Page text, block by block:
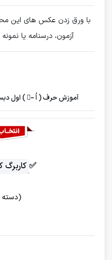
با ورق زدن عکس های این
آزمون، درسنامه یا
آموزش حرف ( اُ –ُ ) اول
✅
(دسته